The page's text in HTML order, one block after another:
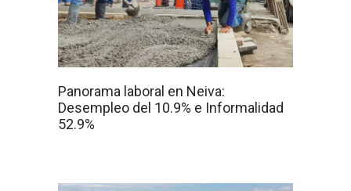
Panorama laboral en Neiva:
Desempleo del 10.9% e Informalidad
52.9%